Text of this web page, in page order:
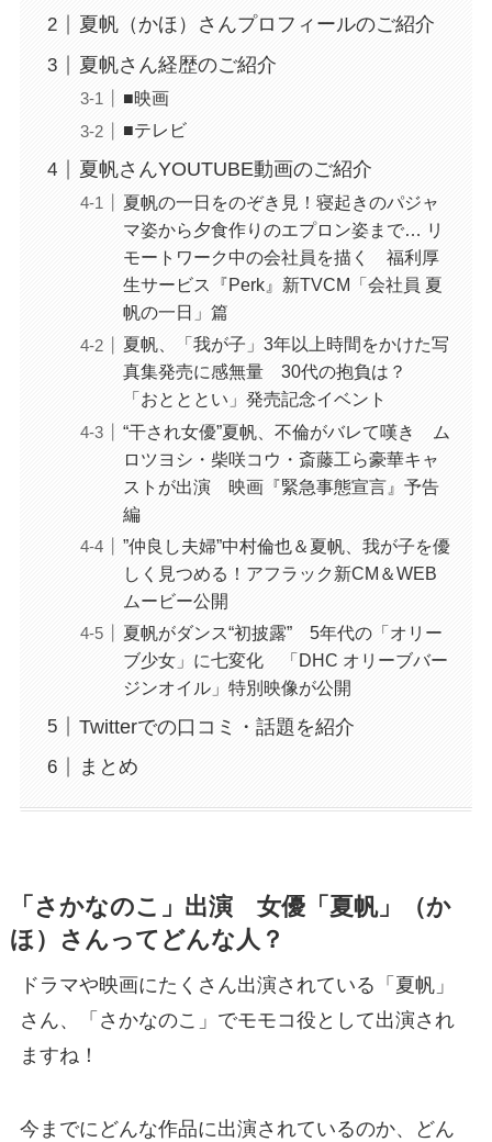
夏帆（かほ）さんプロフィールのご紹介
夏帆さん経歴のご紹介
■映画
■テレビ
夏帆さんYOUTUBE動画のご紹介
夏帆の一日をのぞき見！寝起きのパジャ
マ姿から夕食作りのエプロン姿まで… リ
モートワーク中の会社員を描く 福利厚
生サービス『Perk』新TVCM「会社員 夏
帆の一日」篇
夏帆、「我が子」3年以上時間をかけた写
真集発売に感無量 30代の抱負は？
「おとととい」発売記念イベント
“干され女優”夏帆、不倫がバレて嘆き ム
ロツヨシ・柴咲コウ・斎藤工ら豪華キャ
ストが出演 映画『緊急事態宣言』予告
編
”仲良し夫婦”中村倫也＆夏帆、我が子を優
しく見つめる！アフラック新CM＆WEB
ムービー公開
夏帆がダンス“初披露” 5年代の「オリー
ブ少女」に七変化 「DHC オリーブバー
ジンオイル」特別映像が公開
Twitterでの口コミ・話題を紹介
まとめ
「さかなのこ」出演 女優「夏帆」（か
ほ）さんってどんな人？
ドラマや映画にたくさん出演されている「夏帆」
さん、「さかなのこ」でモモコ役として出演され
ますね！
今までにどんな作品に出演されているのか、どん